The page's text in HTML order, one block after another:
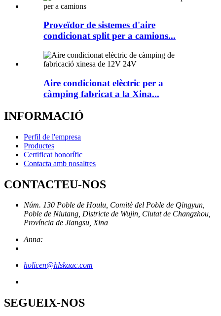
Proveïdor de sistemes d'aire
condicionat split per a camions...
Aire condicionat elèctric per a
càmping fabricat a la Xina...
INFORMACIÓ
Perfil de l'empresa
Productes
Certificat honorífic
Contacta amb nosaltres
CONTACTEU-NOS
Núm. 130 Poble de Houlu, Comitè del Poble de Qingyun,
Poble de Niutang, Districte de Wujin, Ciutat de Changzhou,
Província de Jiangsu, Xina
Anna:
holicen@hlskaac.com
SEGUEIX-NOS